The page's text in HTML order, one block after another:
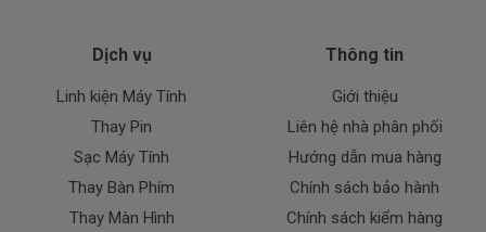
Dell độ chai quá 70%) chúng tôi xin được thay mới
100% cho khách trong thời gian bảo hành.
* Các trường hợp không được bảo hành:
- Pin Dell bị rơi vỡ không còn nguyên dạng.
Dịch vụ
Linh kiện Máy Tính
Thay Pin
Sạc Máy Tính
Thay Bàn Phím
Thay Màn Hình
Thông tin
Giới thiệu
Liên hệ nhà phân phối
Hướng dẫn mua hàng
Chính sách bảo hành
Chính sách kiểm hàng